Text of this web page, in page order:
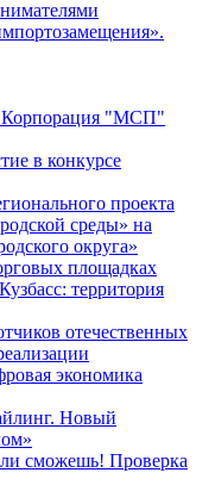
"МСП"
в конкурсе
проекта
среды» на
округа»
площадках
территория
отечественных
экономика
Новый
сможешь! Проверка